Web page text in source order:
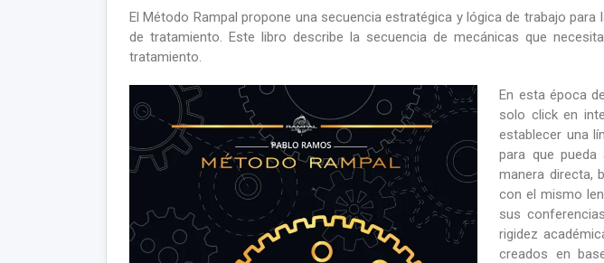
El Método Rampal propone una secuencia estratégica y lógica de trabajo
de tratamiento. Este libro describe la secuencia de mecánicas que
tratamiento.
En esta época
solo click en
establecer una
para que
manera directa,
con el mismo
sus
rigidez
creados en